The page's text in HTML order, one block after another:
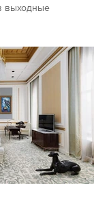
выходные